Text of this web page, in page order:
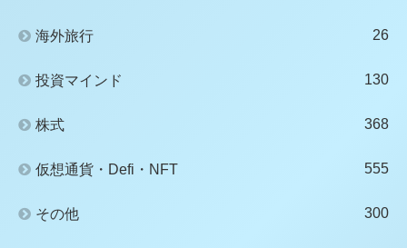
海外旅行 26
投資マインド 130
株式 368
仮想通貨・Defi・NFT 555
その他 300